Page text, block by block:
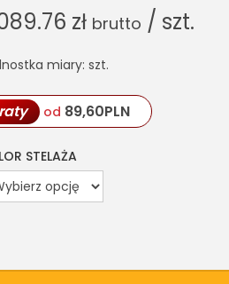
zł brutto / szt.
miary: szt.
od 89,60PLN
STELAŻA